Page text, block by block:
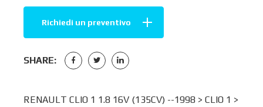
Richiedi un preventivo
SHARE:
RENAULT CLIO 1 1.8 16V (135CV) --1998 > CLIO 1 >